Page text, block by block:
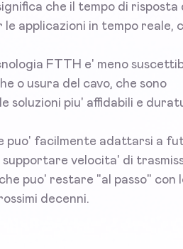
che il tempo di risposta
applicazioni in tempo reale,
FTTH e' meno
o usura del cavo, che sono
soluzioni piu' affidabili e
puo' facilmente adattarsi a
supportare velocita' di
puo' restare "al passo" con
decenni.